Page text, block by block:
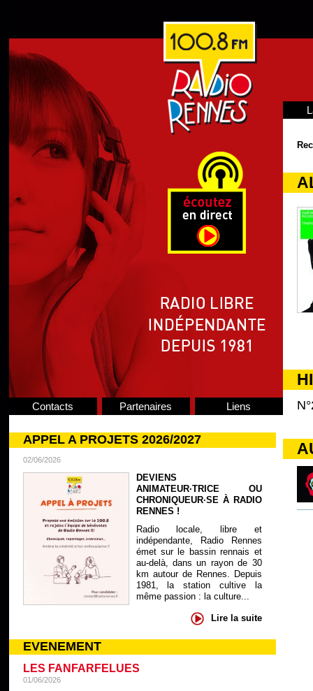
Contacts Partenaires Liens
APPEL A PROJETS 2026/2027
02/06/2026
DEVIENS
ANIMATEUR·TRICE OU
CHRONIQUEUR·SE À RADIO
RENNES !
Radio locale, libre et
indépendante, Radio Rennes
émet sur le bassin rennais et
au-delà, dans un rayon de 30
km autour de Rennes. Depuis
1981, la station cultive la
même passion : la culture...
Lire la suite
EVENEMENT
LES FANFARFELUES
01/06/2026